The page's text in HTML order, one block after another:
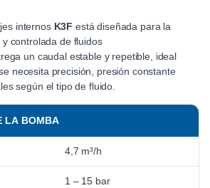
internos K3F está diseñada para la
controlada de fluidos
un caudal estable y repetible, ideal
necesita precisión, presión constante
según el tipo de fluido.
LA BOMBA
4,7 m³/h
1 – 15 bar